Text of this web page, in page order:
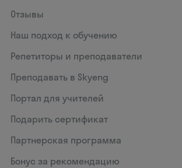
Отзывы
Наш подход к обучению
Репетиторы и преподаватели
Преподавать в Skyeng
Портал для учителей
Подарить сертификат
Партнерская программа
Бонус за рекомендацию